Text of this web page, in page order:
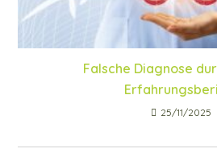
Falsche Diagnose
25/11/2025